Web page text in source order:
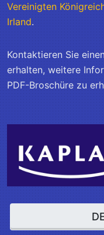
Vereinigten
Irland.
Kontaktieren Sie
erhalten, weitere
PDF-Broschüre zu